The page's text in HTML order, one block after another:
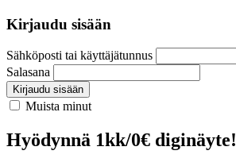
Kirjaudu sisään
Sähköposti tai käyttäjätunnus
Salasana
Kirjaudu sisään
Muista minut
Hyödynnä 1kk/0€ diginäyte!